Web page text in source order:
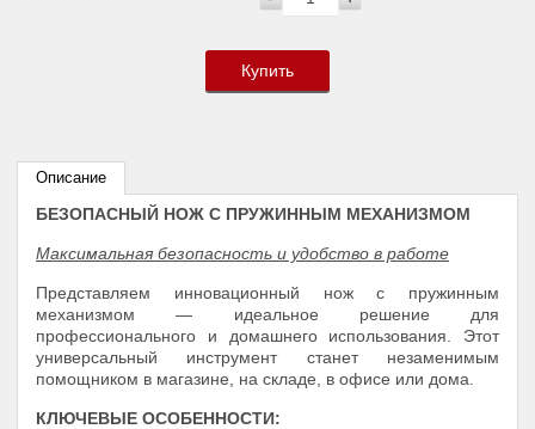
Купить
Описание
БЕЗОПАСНЫЙ НОЖ С ПРУЖИННЫМ МЕХАНИЗМОМ
Максимальная безопасность и удобство в работе
Представляем инновационный нож с пружинным
механизмом — идеальное решение для
профессионального и домашнего использования. Этот
универсальный инструмент станет незаменимым
помощником в магазине, на складе, в офисе или дома.
КЛЮЧЕВЫЕ ОСОБЕННОСТИ: